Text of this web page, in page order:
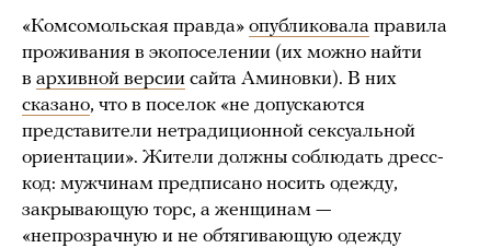
«Комсомольская правда» опубликовала правила
проживания в экопоселении (их можно найти
в архивной версии сайта Аминовки). В них
сказано, что в поселок «не допускаются
представители нетрадиционной сексуальной
ориентации». Жители должны соблюдать дресс-
код: мужчинам предписано носить одежду,
закрывающую торс, а женщинам —
«непрозрачную и не обтягивающую одежду